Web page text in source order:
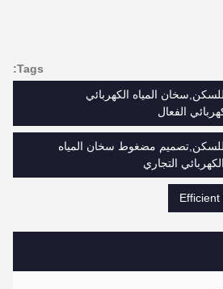
Tags:
المياه الكهربائي
الفعال
للسكن,تصميم مضغوط سخان المياه
التجاري